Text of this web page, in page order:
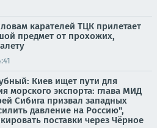
карателей ТЦК прилетает
предмет от прохожих,
Киев ищет пути для
морского экспорта: глава МИД
Сибига призвал западных
давление на Россию",
поставки через Чёрное